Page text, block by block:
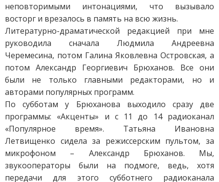
неповторимыми интонациями, что вызывало
восторг и врезалось в память на всю жизнь.
Литературно-драматической редакцией при мне
руководила сначала Людмила Андреевна
Черемесина, потом Галина Яковлевна Островская, а
потом Александр Георгиевич Брюханов. Все они
были не только главными редакторами, но и
авторами популярных программ.
По субботам у Брюханова выходило сразу две
программы: «Акценты» и с 11 до 14 радиоканал
«Популярное время». Татьяна Ивановна
Летвищенко сидела за режиссерским пультом, за
микрофоном – Александр Брюханов. Мы,
звукооператоры были на подмоге, ведь, хотя
передачи для этого субботнего радиоканала